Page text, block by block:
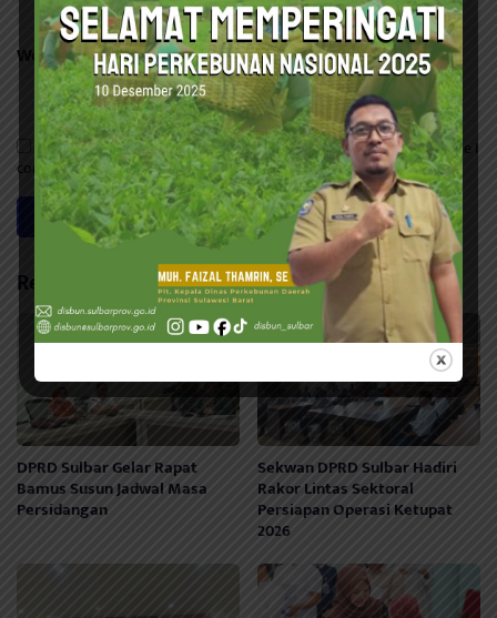
Website
Save my name, email, and website in this browser for the next time I
comment.
Related Posts
DPRD Sulbar Gelar Rapat
Bamus Susun Jadwal Masa
Persidangan
Sekwan DPRD Sulbar Hadiri
Rakor Lintas Sektoral
Persiapan Operasi Ketupat
2026